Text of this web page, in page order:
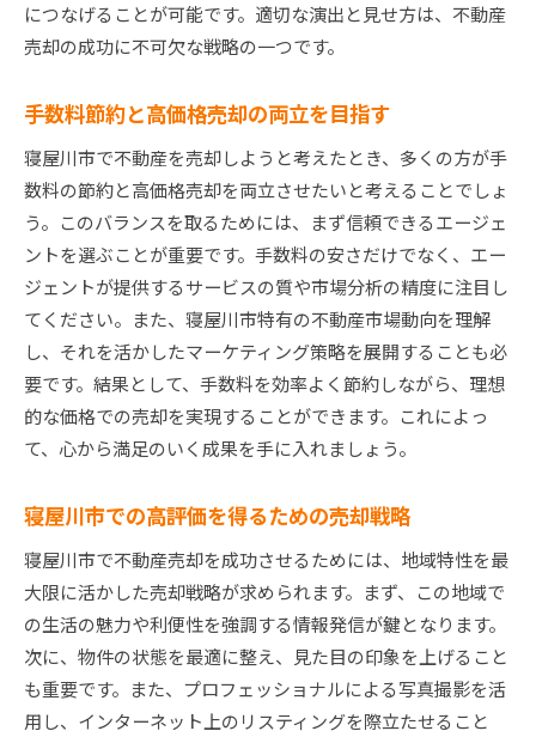
につなげることが可能です。適切な演出と見せ方は、不動産
売却の成功に不可欠な戦略の一つです。
手数料節約と高価格売却の両立を目指す
寝屋川市で不動産を売却しようと考えたとき、多くの方が手
数料の節約と高価格売却を両立させたいと考えることでしょ
う。このバランスを取るためには、まず信頼できるエージェ
ントを選ぶことが重要です。手数料の安さだけでなく、エー
ジェントが提供するサービスの質や市場分析の精度に注目し
てください。また、寝屋川市特有の不動産市場動向を理解
し、それを活かしたマーケティング策略を展開することも必
要です。結果として、手数料を効率よく節約しながら、理想
的な価格での売却を実現することができます。これによっ
て、心から満足のいく成果を手に入れましょう。
寝屋川市での高評価を得るための売却戦略
寝屋川市で不動産売却を成功させるためには、地域特性を最
大限に活かした売却戦略が求められます。まず、この地域で
の生活の魅力や利便性を強調する情報発信が鍵となります。
次に、物件の状態を最適に整え、見た目の印象を上げること
も重要です。また、プロフェッショナルによる写真撮影を活
用し、インターネット上のリスティングを際立たせること